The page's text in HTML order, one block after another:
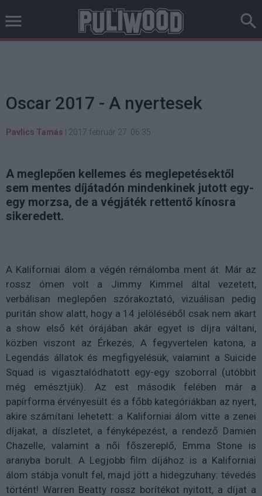
Oscar 2017 - A nyertesek
Pavlics Tamás 2017 február 27. 06:35
A meglepően kellemes és meglepetésektől
sem mentes díjátadón mindenkinek jutott egy-
egy morzsa, de a végjáték rettentő kínosra
sikeredett.
A Kaliforniai álom a végén rémálomba ment át. Már az
rossz ómen volt a Jimmy Kimmel által vezetett,
verbálisan meglepően szórakoztató, vizuálisan pedig
puritán show alatt, hogy a 14 jelöléséből csak nem akart
a show első két órájában akár egyet is díjra váltani,
közben viszont az Érkezés, A fegyvertelen katona, a
Legendás állatok és megfigyelésük, valamint a Suicide
Squad is vigasztalódhatott egy-egy szoborral (utóbbit
még emésztjük). Az est második felében már a
papírforma érvényesült és a főbb kategóriákban az nyert,
akire számítani lehetett: a Kaliforniai álom vitte a zenei
díjakat, a díszletet, a fényképezést, a rendező Damien
Chazelle, valamint a női főszereplő, Emma Stone is
aranyba borult. A Legjobb film díjához is a Kaliforniai
álom stábja vonult fel, majd jött a hidegzuhany: tévedés
történt! Warren Beatty rossz borítékot nyitott, a díjat a